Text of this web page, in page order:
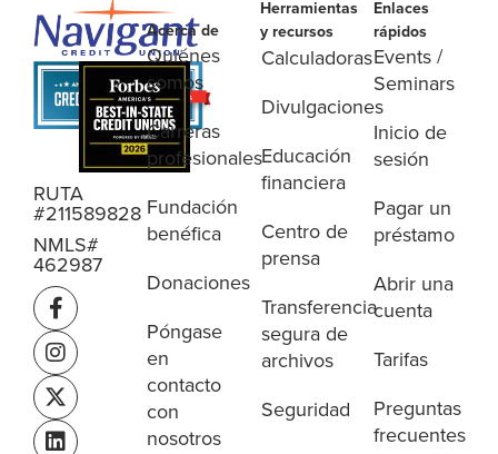
RUTA
#211589828
NMLS#
462987
Acerca de
Quiénes
somos
Carreras
profesionales
Fundación
benéfica
Donaciones
Póngase
en
contacto
con
nosotros
Herramientas
y recursos
Calculadoras
Divulgaciones
Educación
financiera
Centro de
prensa
Transferencia
segura de
archivos
Seguridad
Enlaces
rápidos
Events /
Seminars
Inicio de
sesión
Pagar un
préstamo
Abrir una
cuenta
Tarifas
Preguntas
frecuentes